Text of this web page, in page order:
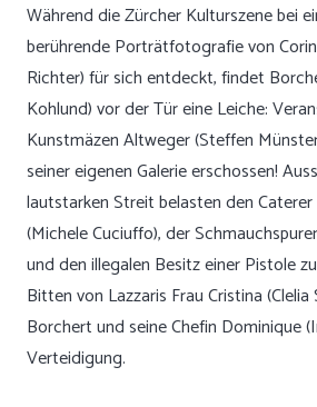
Während die Zürcher Kulturszene bei
berührende Porträtfotografie von
Richter) für sich entdeckt, findet
Kohlund) vor der Tür eine Leiche:
Kunstmäzen Altweger (Steffen
seiner eigenen Galerie erschossen!
lautstarken Streit belasten den Caterer
(Michele Cuciuffo), der
und den illegalen Besitz einer Pistole
Bitten von Lazzaris Frau Cristina
Borchert und seine Chefin Dominique
Verteidigung.